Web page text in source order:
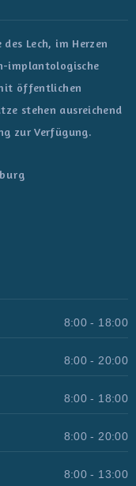
Lech, im Herzen
implantologische
öffentlichen
stehen ausreichend
zur Verfügung.
8:00 - 18:00
8:00 - 20:00
8:00 - 18:00
8:00 - 20:00
8:00 - 13:00